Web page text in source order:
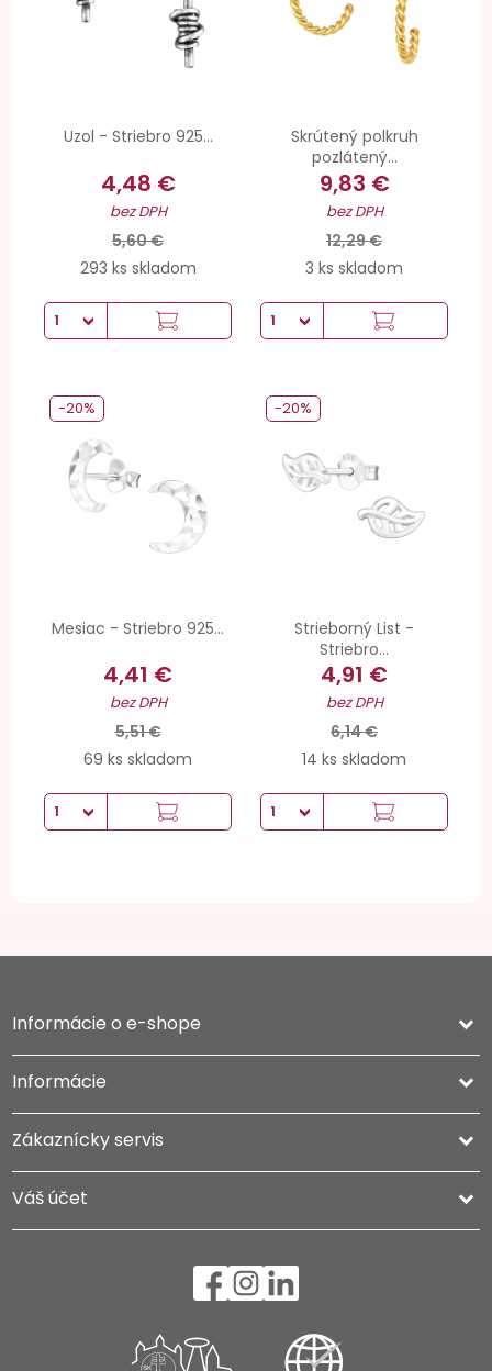
Uzol - Striebro 925...
4,48 €
bez DPH
5,60 €
293 ks skladom
Skrútený polkruh
pozlátený...
9,83 €
bez DPH
12,29 €
3 ks skladom
Mesiac - Striebro 925...
4,41 €
bez DPH
5,51 €
69 ks skladom
-20%
Strieborný List -
Striebro...
4,91 €
bez DPH
6,14 €
14 ks skladom
-20%
Informácie o e-shope keyboard_arrow_down
Informácie 
Zákaznícky servis 
Váš účet 